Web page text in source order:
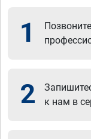
1
2
к нам в